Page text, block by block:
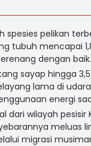
spesies pelikan
tubuh mencapai
dengan baik.
sayap hingga
lama di
energi
dari wilayah
meluas
migrasi